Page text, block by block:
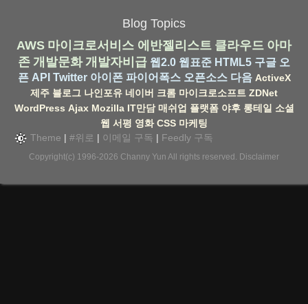
Blog Topics
AWS 마이크로서비스 에반젤리스트 클라우드 아마
존 개발문화 개발자비급 웹2.0 웹표준 HTML5 구글 오
픈 API Twitter 아이폰 파이어폭스 오픈소스 다음 ActiveX
제주 블로그 나인포유 네이버 크롬 마이크로소프트 ZDNet
WordPress Ajax Mozilla IT만담 매쉬업 플랫폼 야후 롱테일 소셜
웹 서평 영화 CSS 마케팅
Theme | #위로 | 이메일 구독 | Feedly 구독
Copyright(c) 1996-2026 Channy Yun All rights reserved. Disclaimer